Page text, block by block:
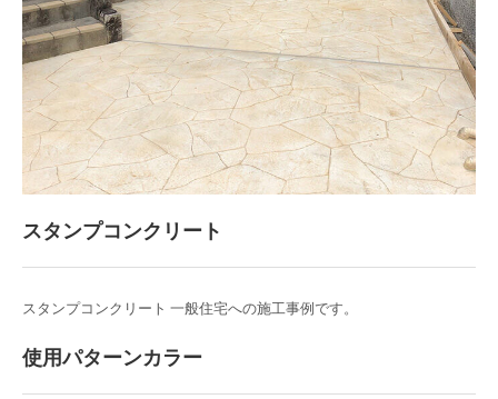
スタンプコンクリート
スタンプコンクリート 一般住宅への施工事例です。
使用パターンカラー